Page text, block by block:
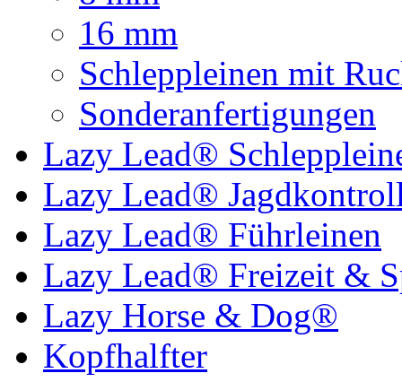
16 mm
Schleppleinen mit
Sonderanfertigungen
Lazy Lead®
Lazy Lead®
Lazy Lead® Führleinen
Lazy Lead® Freizeit &
Lazy Horse & Dog®
Kopfhalfter